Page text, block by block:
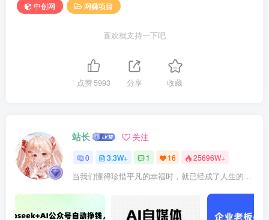
中创网 网赚项目
喜欢就支持一下吧
点赞5993 分享 收藏
站长 关注
0 3.3W+ 1 16 25696W+
当我们懂得珍惜平凡的幸福时，就已经成了人生的赢家